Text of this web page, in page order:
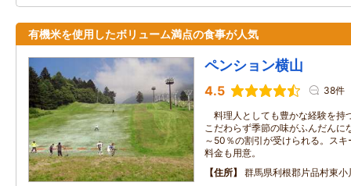
有機米を使用したボリューム満点の食事が人気
ペンション横山
4.5 38件
料理人としても豊かな経験を持
こだわらず季節の味がふんだんに
～50％の割引が受けられる。ス
料金も用意。
住所
群馬県利根郡片品村東